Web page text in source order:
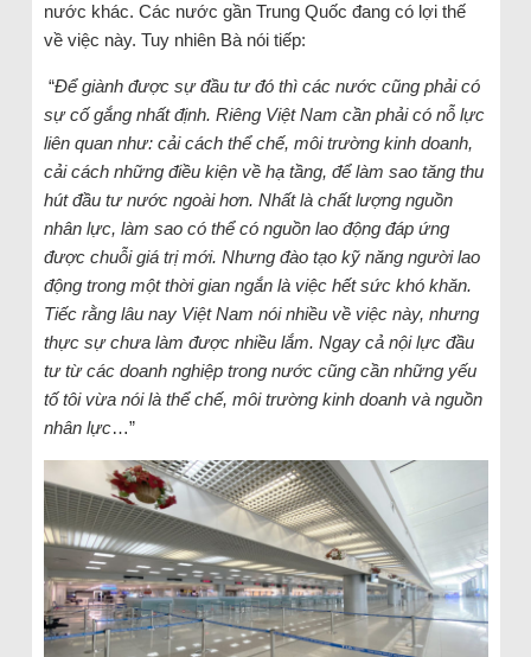
nước khác. Các nước gần Trung Quốc đang có lợi thế
về việc này. Tuy nhiên Bà nói tiếp:
“Để giành được sự đầu tư đó thì các nước cũng phải có
sự cố gắng nhất định. Riêng Việt Nam cần phải có nỗ lực
liên quan như: cải cách thể chế, môi trường kinh doanh,
cải cách những điều kiện về hạ tầng, để làm sao tăng thu
hút đầu tư nước ngoài hơn. Nhất là chất lượng nguồn
nhân lực, làm sao có thể có nguồn lao động đáp ứng
được chuỗi giá trị mới. Nhưng đào tạo kỹ năng người lao
động trong một thời gian ngắn là việc hết sức khó khăn.
Tiếc rằng lâu nay Việt Nam nói nhiều về việc này, nhưng
thực sự chưa làm được nhiều lắm. Ngay cả nội lực đầu
tư từ các doanh nghiệp trong nước cũng cần những yếu
tố tôi vừa nói là thể chế, môi trường kinh doanh và nguồn
nhân lực…”